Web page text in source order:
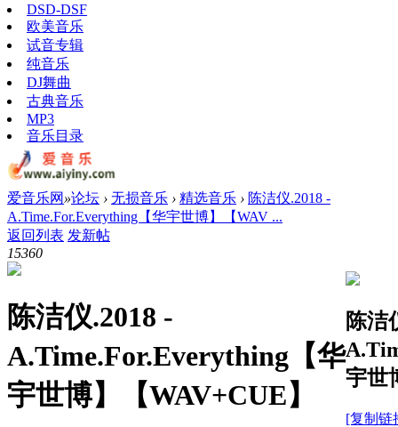
DSD-DSF
欧美音乐
试音专辑
纯音乐
DJ舞曲
古典音乐
MP3
音乐目录
爱音乐网 »论坛 › 无损音乐 › 精选音乐 › 陈洁仪.2018 -
A.Time.For.Everything【华宇世博】【WAV ...
返回列表 发新帖
15360
陈洁仪.2018 -
A.Time.For.Everything【华
宇世博】【WAV+CUE】
陈洁
宇世
[复制链